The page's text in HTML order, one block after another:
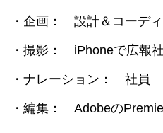
・企画： 設計＆コーデ
・撮影： iPhoneで広報
・ナレーション： 社員
・編集： Adobeの